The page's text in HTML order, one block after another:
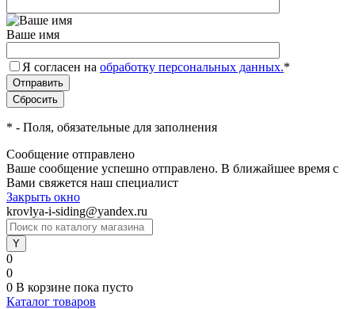
Ваше имя
Я согласен на обработку персональных данных.*
* - Поля, обязательные для заполнения
Сообщение отправлено
Ваше сообщение успешно отправлено. В ближайшее время с
Вами свяжется наш специалист
Закрыть окно
krovlya-i-siding@yandex.ru
0
0
0 В корзине пока пусто
Каталог товаров